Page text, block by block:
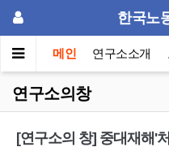
한국노
메인 연구소소개
연구소의창
[연구소의 창] 중대재해'